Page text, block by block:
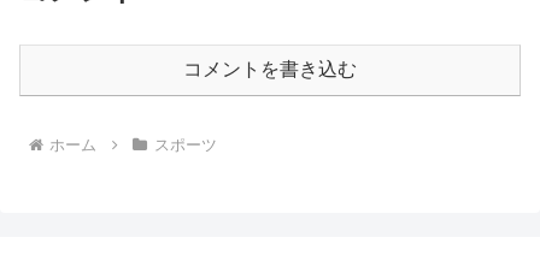
コメントを書き込む
ホーム スポーツ